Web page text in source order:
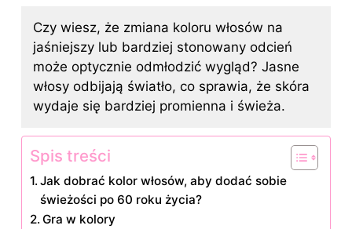
Czy wiesz, że zmiana koloru włosów na
jaśniejszy lub bardziej stonowany odcień
może optycznie odmłodzić wygląd? Jasne
włosy odbijają światło, co sprawia, że skóra
wydaje się bardziej promienna i świeża.
Spis treści
Jak dobrać kolor włosów, aby dodać sobie
świeżości po 60 roku życia?
Gra w kolory